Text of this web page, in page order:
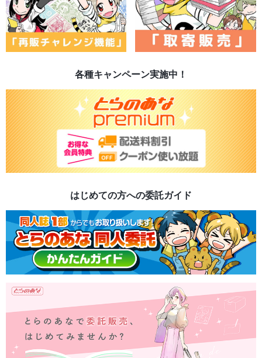
各種キャンペーン実施中！
はじめての方への委託ガイド